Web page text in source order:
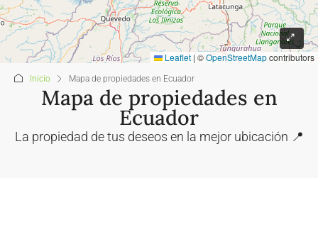
Leaflet | ©OpenStreetMapcontributors
Inicio Mapa de propiedades en Ecuador
Mapa de propiedades en
Ecuador
La propiedad de tus deseos en la mejor ubicación 📍